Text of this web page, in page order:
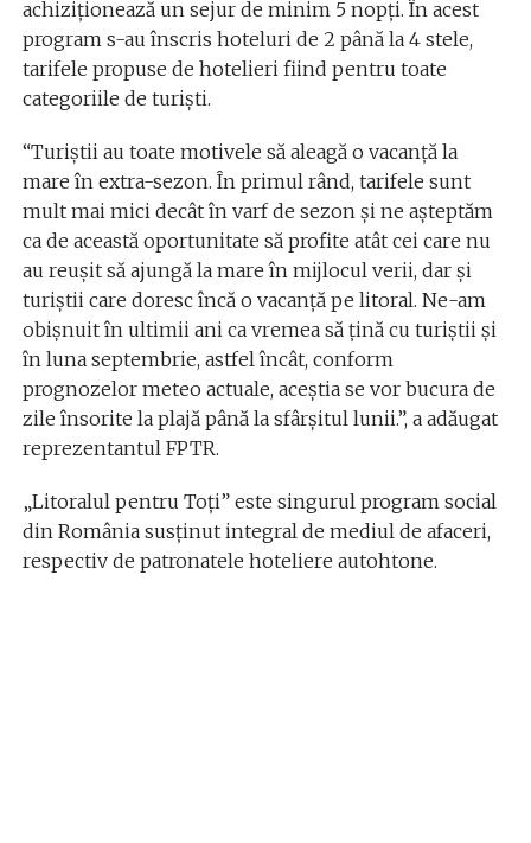
achiziţionează un sejur de minim 5 nopţi. În acest
program s-au înscris hoteluri de 2 până la 4 stele,
tarifele propuse de hotelieri fiind pentru toate
categoriile de turişti.
“Turiştii au toate motivele să aleagă o vacanţă la
mare în extra-sezon. În primul rând, tarifele sunt
mult mai mici decât în varf de sezon şi ne aşteptăm
ca de această oportunitate să profite atât cei care nu
au reuşit să ajungă la mare în mijlocul verii, dar şi
turiştii care doresc încă o vacanţă pe litoral. Ne-am
obişnuit în ultimii ani ca vremea să ţină cu turiştii şi
în luna septembrie, astfel încât, conform
prognozelor meteo actuale, aceştia se vor bucura de
zile însorite la plajă până la sfârşitul lunii.”, a adăugat
reprezentantul FPTR.
„Litoralul pentru Toţi” este singurul program social
din România susţinut integral de mediul de afaceri,
respectiv de patronatele hoteliere autohtone.